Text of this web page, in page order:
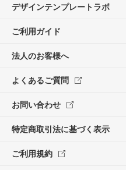
デザインテンプレートラボ
ご利用ガイド
法人のお客様へ
よくあるご質問
お問い合わせ
特定商取引法に基づく表示
ご利用規約